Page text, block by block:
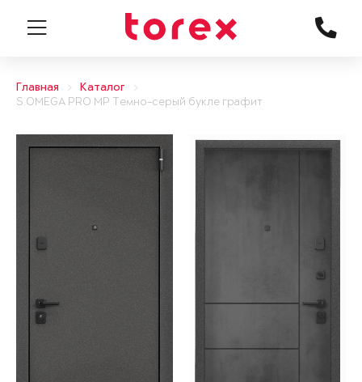
Главная
Каталог
S.OMEGA PRO MP Темно-серый букле графит